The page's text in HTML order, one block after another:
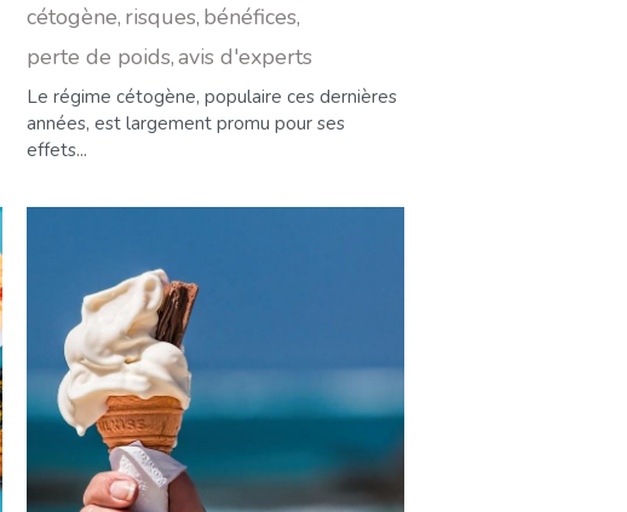
cétogène, risques, bénéfices,
perte de poids,avis d'experts
Le régime cétogène, populaire ces dernières
années, est largement promu pour ses
effets...